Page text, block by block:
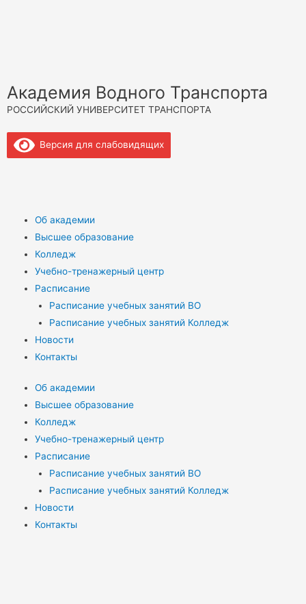
Академия Водного Транспорта
РОССИЙСКИЙ УНИВЕРСИТЕТ ТРАНСПОРТА
Версия для слабовидящих
Об академии
Высшее образование
Колледж
Учебно-тренажерный центр
Расписание
Расписание учебных занятий ВО
Расписание учебных занятий Колледж
Новости
Контакты
Об академии
Высшее образование
Колледж
Учебно-тренажерный центр
Расписание
Расписание учебных занятий ВО
Расписание учебных занятий Колледж
Новости
Контакты